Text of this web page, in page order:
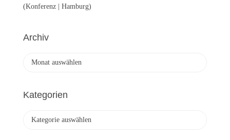
(Konferenz | Hamburg)
Archiv
h
Kategorien